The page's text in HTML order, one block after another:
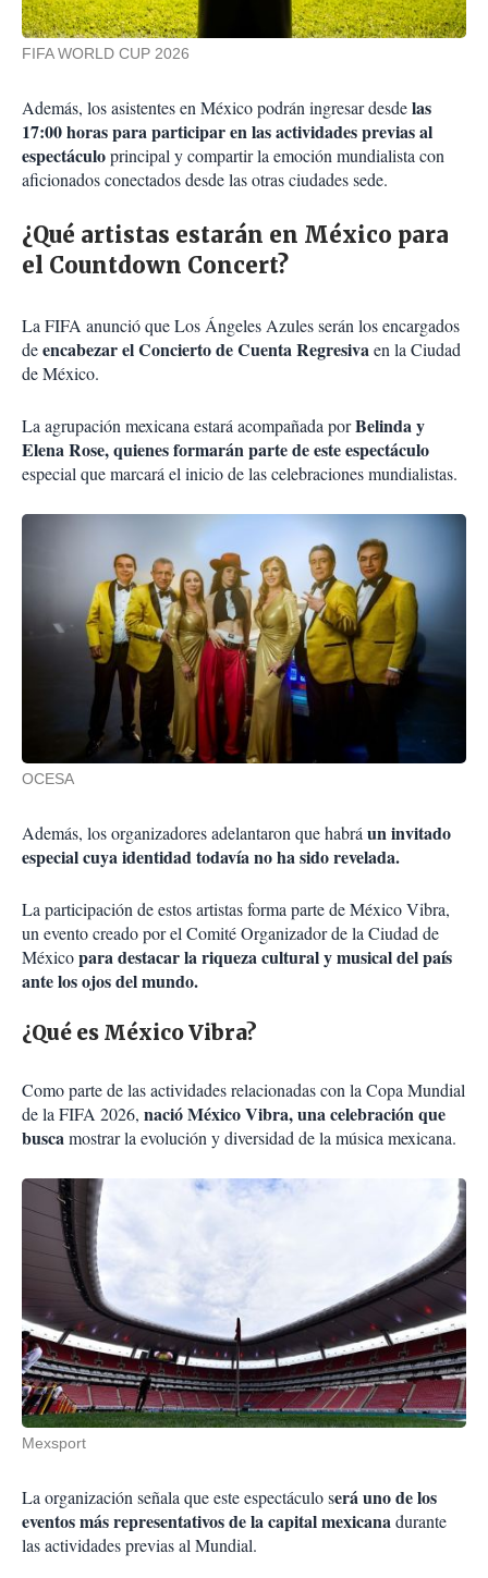
FIFA WORLD CUP 2026
Además, los asistentes en México podrán ingresar desdelas
17:00 horas para participar en las actividades previas al
espectáculoprincipal y compartir la emoción mundialista con
aficionados conectados desde las otras ciudades sede.
¿Qué artistas estarán en México para
el Countdown Concert?
La FIFA anunció que Los Ángeles Azules serán los encargados
deencabezar el Concierto de Cuenta Regresivaen la Ciudad
de México.
La agrupación mexicana estará acompañada porBelinda y
Elena Rose, quienes formarán parte de este espectáculo
especial que marcará el inicio de las celebraciones mundialistas.
OCESA
Además, los organizadores adelantaron que habráun invitado
especial cuya identidad todavía no ha sido revelada.
La participación de estos artistas forma parte de México Vibra,
un evento creado por el Comité Organizador de la Ciudad de
Méxicopara destacar la riqueza cultural y musical del país
ante los ojos del mundo.
¿Qué es México Vibra?
Como parte de las actividades relacionadas con la Copa Mundial
de la FIFA 2026, nació México Vibra, una celebración que
buscamostrar la evolución y diversidad de la música mexicana.
Mexsport
La organización señala que este espectáculo será uno de los
eventos más representativos de la capital mexicanadurante
las actividades previas al Mundial.